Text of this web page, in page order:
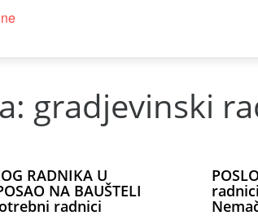
gradjevinski
RADNIKA U
NA BAUŠTELI
radnici